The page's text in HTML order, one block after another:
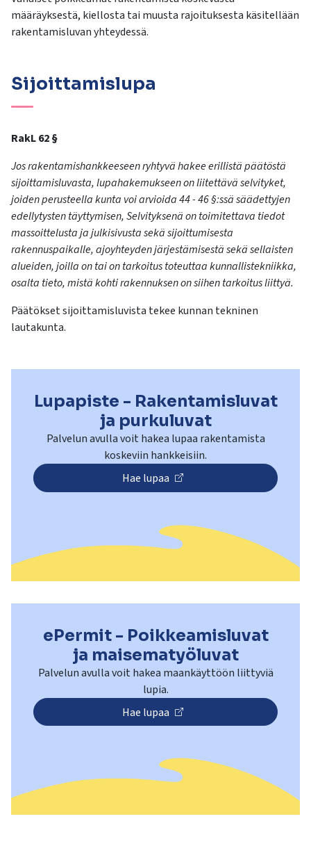
määräyksestä, kiellosta tai muusta rajoituksesta käsitellään
rakentamisluvan yhteydessä.
Sijoittamislupa
RakL 62 §
Jos rakentamishankkeeseen ryhtyvä hakee erillistä päätöstä
sijoittamisluvasta, lupahakemukseen on liitettävä selvityket,
joiden perusteella kunta voi arvioida 44 - 46 §:ssä säädettyjen
edellytysten täyttymisen, Selvityksenä on toimitettava tiedot
massoittelusta ja julkisivusta sekä sijoittumisesta
rakennuspaikalle, ajoyhteyden järjestämisestä sekä sellaisten
alueiden, joilla on tai on tarkoitus toteuttaa kunnallistekniikka,
osalta tieto, mistä kohti rakennuksen on siihen tarkoitus liittyä.
Päätökset sijoittamisluvista tekee kunnan tekninen
lautakunta.
Lupapiste - Rakentamisluvat
ja purkuluvat
Palvelun avulla voit hakea lupaa rakentamista
Hae lupaa
ePermit - Poikkeamisluvat
ja maisematyöluvat
Palvelun avulla voit hakea maankäyttöön liittyviä
lupia.
Hae lupaa